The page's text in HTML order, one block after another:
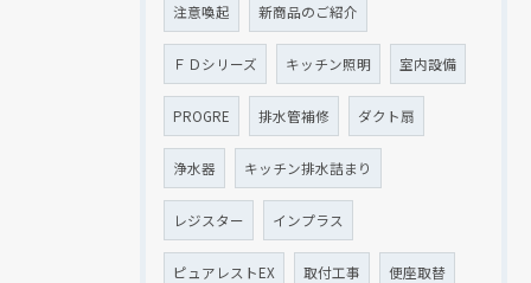
注意喚起 新商品のご紹介
ＦＤシリーズ キッチン照明 室内設備
PROGRE 排水管補修 ダクト扇
浄水器 キッチン排水詰まり
レジスター インプラス
ピュアレストEX 取付工事 便座取替